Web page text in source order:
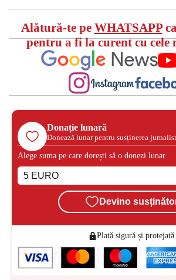
Alătură-te pe WHATSAPP
pentru a fi la curent cu cele
Donație lunară
Donează lunar pentru susținerea
Alege suma pe care dorești să o donezi lunar
Devino
Plată sigură și protejată